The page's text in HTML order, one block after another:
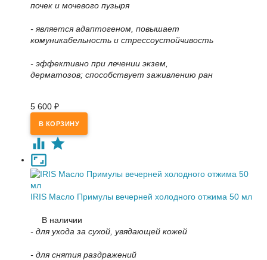
почек и мочевого пузыря
- является адаптогеном, повышает
комуникабельность и стрессоустойчивость
- эффективно при лечении экзем,
дерматозов; способствует заживлению ран
5 600 ₽
IRIS Масло Примулы вечерней холодного отжима 50 мл
В наличии
- для ухода за сухой, увядающей кожей
- для снятия раздражений